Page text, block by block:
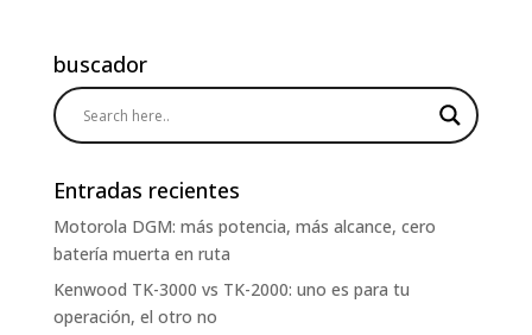
buscador
Entradas recientes
Motorola DGM: más potencia, más alcance, cero
batería muerta en ruta
Kenwood TK-3000 vs TK-2000: uno es para tu
operación, el otro no